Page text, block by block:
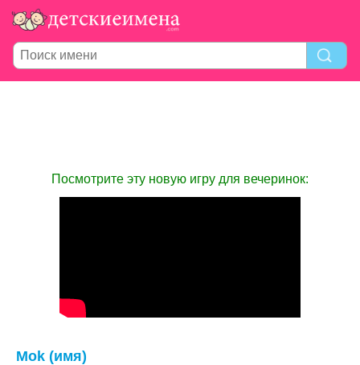
Посмотрите эту новую игру для вечеринок:
Mok (имя)